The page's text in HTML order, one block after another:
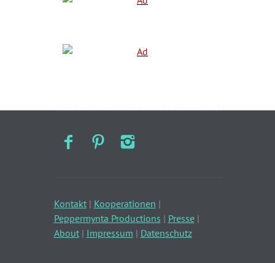
Kontakt| Kooperationen |
Peppermynta Productions | Presse|
About| Impressum | Datenschutz